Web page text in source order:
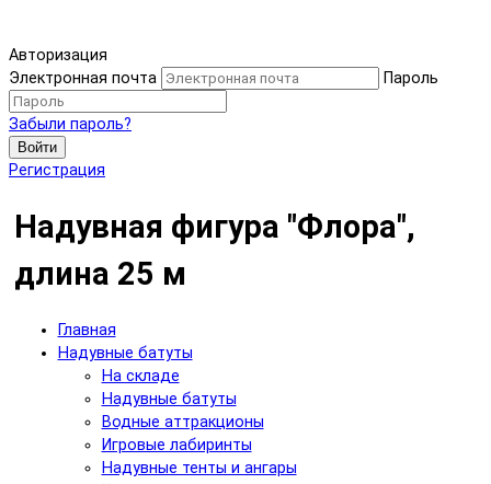
Авторизация
Электронная почта
Пароль
Забыли пароль?
Войти
Регистрация
Надувная фигура "Флора",
длина 25 м
Главная
Надувные батуты
На складе
Надувные батуты
Водные аттракционы
Игровые лабиринты
Надувные тенты и ангары